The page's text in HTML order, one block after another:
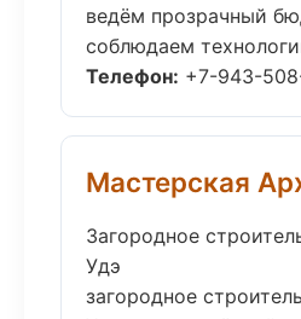
ведём прозрачный
соблюдаем
Телефон: +7-943-
Мастерская
Загородное
Удэ
загородное